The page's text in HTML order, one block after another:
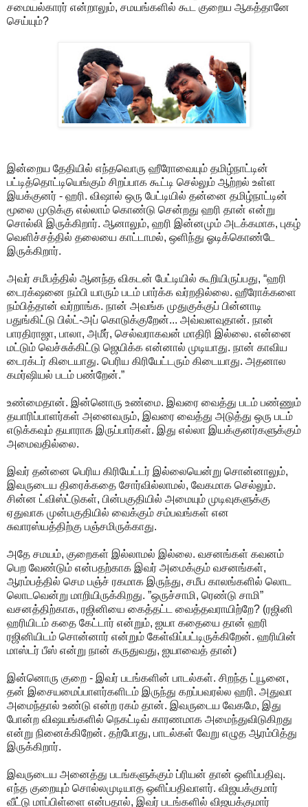
சமையல்காரர் என்றாலும், சமயங்களில் கூட குறைய ஆகத்தானே
செய்யும்?
இன்றைய தேதியில் எந்தவொரு ஹீரோவையும் தமிழ்நாட்டின்
பட்டித்தொட்டியெங்கும் சிறப்பாக கூட்டி செல்லும் ஆற்றல் உள்ள
இயக்குனர் - ஹரி. விஷால் ஒரு பேட்டியில் தன்னை தமிழ்நாட்டின்
மூலை முடுக்கு எல்லாம் கொண்டு சென்றது ஹரி தான் என்று
சொல்லி இருக்கிறார். ஆனாலும், ஹரி இன்னமும் அடக்கமாக, புகழ்
வெளிச்சத்தில் தலையை காட்டாமல், ஒளிந்து ஓடிக்கொண்டே
இருக்கிறார்.
அவர் சமீபத்தில் ஆனந்த விகடன் பேட்டியில் கூறியிருப்பது, “ஹரி
டைரக்‌ஷனை நம்பி யாரும் படம் பார்க்க வர்றதில்லை. ஹீரோக்களை
நம்பித்தான் வர்றாங்க. நான் அவங்க முதுகுக்குப் பின்னாடி
பதுங்கிட்டு பில்ட்-அப் கொடுக்குறேன்... அவ்வளவுதான். நான்
பாரதிராஜா, பாலா, அமீர், செல்வராகவன் மாதிரி இல்லை. என்னை
மட்டும் வெச்சுக்கிட்டு ஜெயிக்க என்னால் முடியாது. நான் காவிய
டைரக்டர் கிடையாது. பெரிய கிரியேட்டரும் கிடையாது. அதனால
கமர்ஷியல் படம் பண்றேன்.”
உண்மைதான். இன்னொரு உண்மை. இவரை வைத்து படம் பண்ணும்
தயாரிப்பாளர்கள் அனைவரும், இவரை வைத்து அடுத்து ஒரு படம்
எடுக்கவும் தயாராக இருப்பார்கள். இது எல்லா இயக்குனர்களுக்கும்
அமைவதில்லை.
இவர் தன்னை பெரிய கிரியேட்டர் இல்லையென்று சொன்னாலும்,
இவருடைய திரைக்கதை சோர்வில்லாமல், வேகமாக செல்லும்.
சின்ன ட்விஸ்ட்டுகள், பின்பகுதியில் அமையும் முடிவுகளுக்கு
ஏதுவாக முன்பகுதியில் வைக்கும் சம்பவங்கள் என
சுவாரஸ்யத்திற்கு பஞ்சமிருக்காது.
அதே சமயம், குறைகள் இல்லாமல் இல்லை. வசனங்கள் கவனம்
பெற வேண்டும் என்பதற்காக இவர் அமைக்கும் வசனங்கள்,
ஆரம்பத்தில் செம பஞ்ச் ரகமாக இருந்து, சமீப காலங்களில் லொட
லொடவென்று மாறியிருக்கிறது. ”ஒருச்சாமி, ரெண்டு சாமி”
வசனத்திற்காக, ரஜினியை கைத்தட்ட வைத்தவராயிற்றே? (ரஜினி
ஹரியிடம் கதை கேட்டார் என்றும், ஐயா கதையை தான் ஹரி
ரஜினியிடம் சொன்னார் என்றும் கேள்விப்பட்டிருக்கிறேன். ஹரியின்
மாஸ்டர் பீஸ் என்று நான் கருதுவது, ஐயாவைத் தான்)
இன்னொரு குறை - இவர் படங்களின் பாடல்கள். சிறந்த ட்யூனை,
தன் இசையமைப்பாளர்களிடம் இருந்து கறப்பவரல்ல ஹரி. அதுவா
அமைந்தால் உண்டு என்ற ரகம் தான். இவருடைய வேகமே, இது
போன்ற விஷயங்களில் நெகட்டிவ் காரணமாக அமைந்துவிடுகிறது
என்று நினைக்கிறேன். தற்போது, பாடல்கள் வேறு எழுத ஆரம்பித்து
இருக்கிறார்.
இவருடைய அனைத்து படங்களுக்கும் ப்ரியன் தான் ஒளிப்பதிவு.
எந்த குறையும் சொல்லமுடியாத ஒளிப்பதிவாளர். விஜயக்குமார்
வீட்டு மாப்பிள்ளை என்பதால், இவர் படங்களில் விஜயக்குமார்